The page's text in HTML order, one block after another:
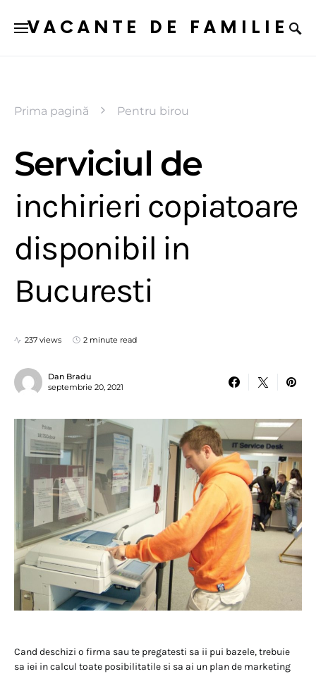
VACANTE DE FAMILIE
Prima pagină Pentru birou
Serviciul de
inchirieri copiatoare
disponibil in
Bucuresti
237 views 2 minute read
Dan Bradu
septembrie 20, 2021
Cand deschizi o firma sau te pregatesti sa ii pui bazele, trebuie
sa iei in calcul toate posibilitatile si sa ai un plan de marketing